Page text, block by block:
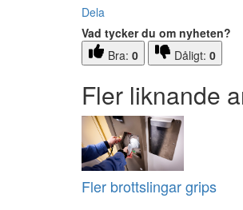
Dela
Vad tycker du om nyheten?
Bra: 0 Dåligt: 0
Fler liknande
Fler brottslingar grips